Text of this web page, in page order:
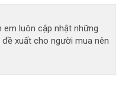
em luôn cập nhật những
xuất cho người mua nên